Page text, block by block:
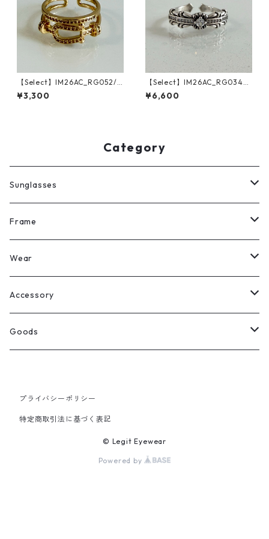
【Select】IM26AC_RG052/ S
tone Horseshoe Ring（Gol
d）
¥3,300
【Select】IM26AC_RG034/
Noir Fleur Open Ring（Silve
r）
¥6,600
Category
Sunglasses
All
Legit Eyewear
Select
Frame
ボストン
ウェリントン
スクエア
ラウンド
Wear
All
Tee
Sewat
Accessory
Ring
Silver
Bracelet
Goods
Cap
プライバシーポリシー
特定商取引法に基づく表記
© Legit Eyewear
Powered by